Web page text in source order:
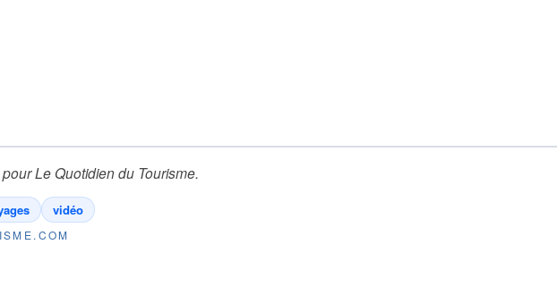
pourLe Quotidien du Tourisme.
vidéo